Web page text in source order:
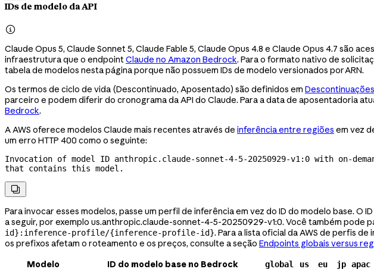
IDs de modelo da API

Claude Opus 5, Claude Sonnet 5, Claude Fable 5, Claude Opus 4.8 e Claude Opus 4.7 são
infraestrutura que o endpointClaude no Amazon Bedrock. Para o formato nativo de
tabela de modelos nesta página porque não possuem IDs de modelo versionados por ARN.
Os termos de ciclo de vida (Descontinuado, Aposentado) são definidos em
parceiro e podem diferir do cronograma da API do Claude. Para a data de aposentadoria
Bedrock.
A AWS oferece modelos Claude mais recentes através de inferência entre regiões em vez
um erro HTTP 400 como o seguinte:
Invocation of model ID anthropic.claude-sonnet-4-5-20250929-v1:0 with on-
that contains this model.

Para invocar esses modelos, passe um perfil de inferência em vez do ID do modelo base. O
a seguir, por exemplo us.anthropic.claude-sonnet-4-5-20250929-v1:0. Você também pode
id}:inference-profile/{inference-profile-id}. Para a lista oficial da AWS de perfis
os prefixos afetam o roteamento e os preços, consulte a seção Endpoints globais versus
Modelo
ID do modelo base no Bedrock global us eu jp apac